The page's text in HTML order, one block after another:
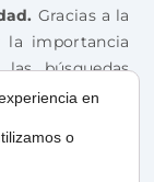
Gracias a la
la importancia
búsquedas
está bien
que más
en
o